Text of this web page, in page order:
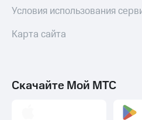
Условия использования
Карта сайта
Скачайте Мой МТС